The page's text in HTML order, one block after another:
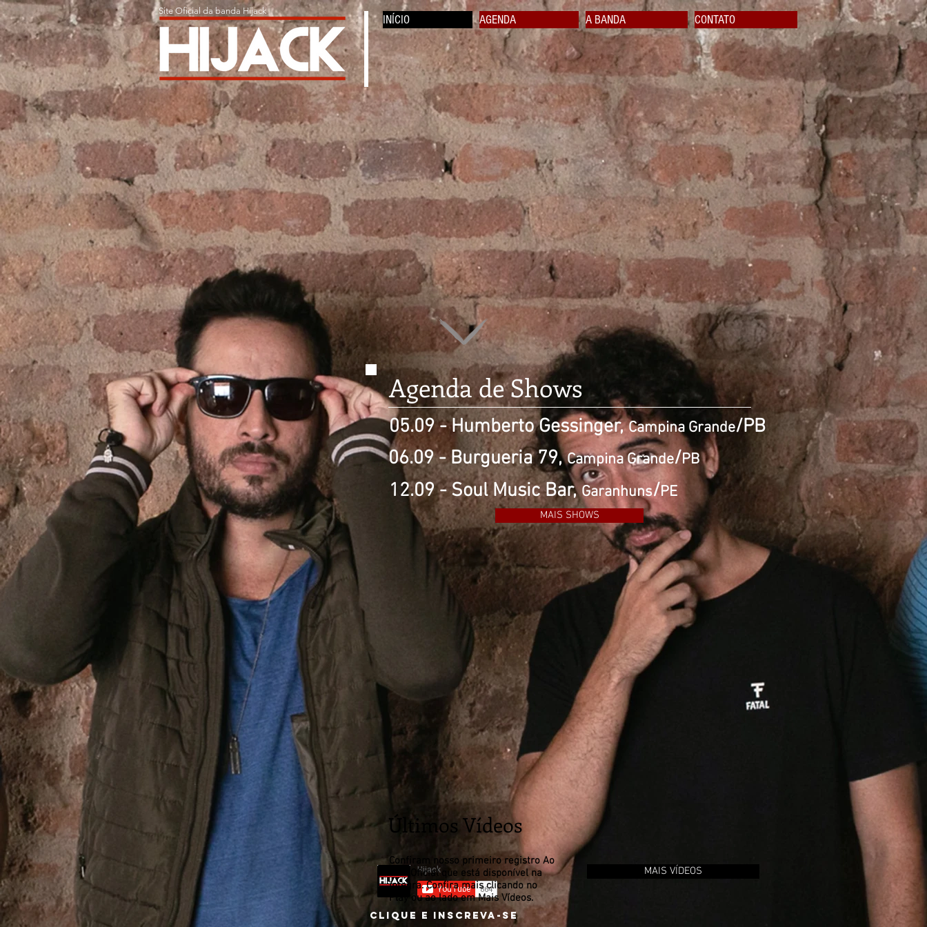
Site Oficial da banda Hijack
INÍCIO AGENDA A BANDA CONTATO
Clique e inscreva-se
Últimos Vídeos
Confiram nosso primeiro registro Ao
Vivo Oficial que está disponível na
íntegra. Confira mais clicando no
Play ou ao lado em Mais Vídeos.
MAIS VÍDEOS
Agenda de Shows
05.09 - Humberto Gessinger,Campina Grande/PB
06.09 - Burgueria 79,Campina Grande/PB
12.09 - Soul Music Bar,Garanhuns/PE
MAIS SHOWS